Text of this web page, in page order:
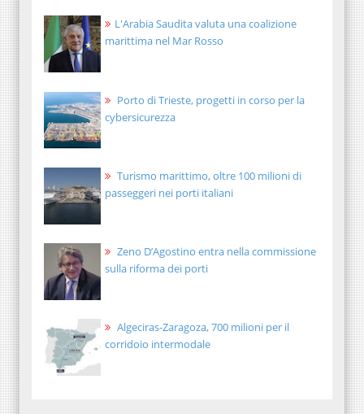
L'Arabia Saudita valuta una coalizione
marittima nel Mar Rosso
Porto di Trieste, progetti in corso per la
cybersicurezza
Turismo marittimo, oltre 100 milioni di
passeggeri nei porti italiani
Zeno D’Agostino entra nella commissione
sulla riforma dei porti
Algeciras-Zaragoza, 700 milioni per il
corridoio intermodale